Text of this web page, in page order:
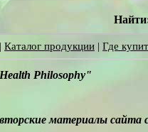
| Каталог продукции | Где
Philosophy"
материалы сайта